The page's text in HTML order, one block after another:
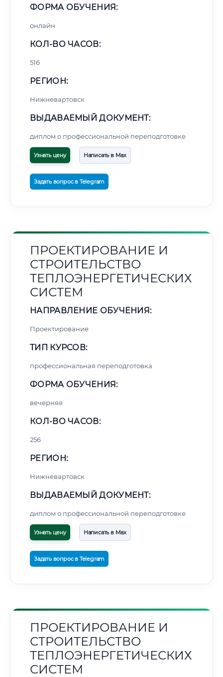
ФОРМА ОБУЧЕНИЯ:
онлайн
КОЛ-ВО ЧАСОВ:
516
РЕГИОН:
Нижневартовск
ВЫДАВАЕМЫЙ ДОКУМЕНТ:
диплом о профессиональной переподготовке
Узнать цену Написать в Max
Задать вопрос в Telegram
ПРОЕКТИРОВАНИЕ И
СТРОИТЕЛЬСТВО
ТЕПЛОЭНЕРГЕТИЧЕСКИХ
СИСТЕМ
НАПРАВЛЕНИЕ ОБУЧЕНИЯ:
Проектирование
ТИП КУРСОВ:
профессиональная переподготовка
ФОРМА ОБУЧЕНИЯ:
вечерняя
КОЛ-ВО ЧАСОВ:
256
РЕГИОН:
Нижневартовск
ВЫДАВАЕМЫЙ ДОКУМЕНТ:
диплом о профессиональной переподготовке
Узнать цену Написать в Max
Задать вопрос в Telegram
ПРОЕКТИРОВАНИЕ И
СТРОИТЕЛЬСТВО
ТЕПЛОЭНЕРГЕТИЧЕСКИХ
СИСТЕМ